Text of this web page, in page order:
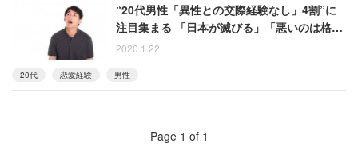
“20代男性「異性との交際経験なし」4割”に
注目集まる 「日本が滅びる」「悪いのは格
差」
2020.1.22
20代 恋愛経験 男性
Page 1 of 1